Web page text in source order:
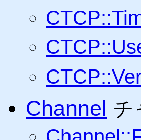
Channel チ